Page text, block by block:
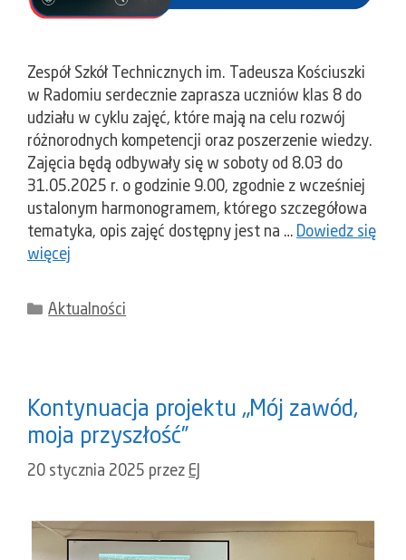
Zespół Szkół Technicznych im. Tadeusza Kościuszki
w Radomiu serdecznie zaprasza uczniów klas 8 do
udziału w cyklu zajęć, które mają na celu rozwój
różnorodnych kompetencji oraz poszerzenie wiedzy.
Zajęcia będą odbywały się w soboty od 8.03 do
31.05.2025 r. o godzinie 9.00, zgodnie z wcześniej
ustalonym harmonogramem, którego szczegółowa
tematyka, opis zajęć dostępny jest na … Dowiedz się
więcej
Kategorie
Aktualności
Kontynuacja projektu „Mój zawód,
moja przyszłość”
20 stycznia 2025 przez EJ